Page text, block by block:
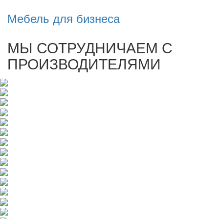
Мебель для бизнеса
МЫ СОТРУДНИЧАЕМ С
ПРОИЗВОДИТЕЛЯМИ